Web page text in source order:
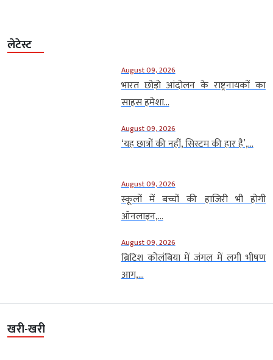
लेटेस्ट
August 09, 2026
भारत छोड़ो आंदोलन के राष्ट्रनायकों का
साहस हमेशा...
August 09, 2026
‘यह छात्रों की नहीं, सिस्टम की हार है’,...
August 09, 2026
स्कूलों में बच्चों की हाजिरी भी होगी
ऑनलाइन,...
August 09, 2026
ब्रिटिश कोलंबिया में जंगल में लगी भीषण
आग,...
खरी-खरी